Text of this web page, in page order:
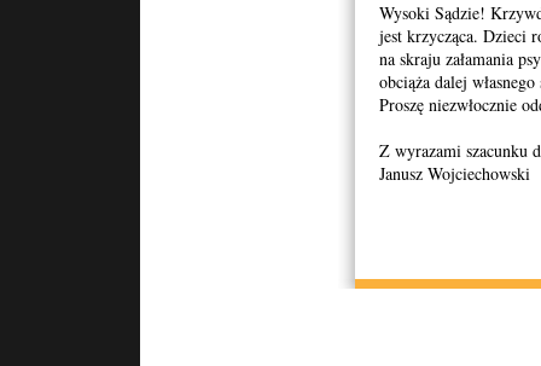
Wysoki Sądzie!
jest krzycząca. Dzieci
na skraju załamania
obciąża dalej
Proszę niezwłocznie
Z wyrazami szacunku
Janusz Wojciechowski